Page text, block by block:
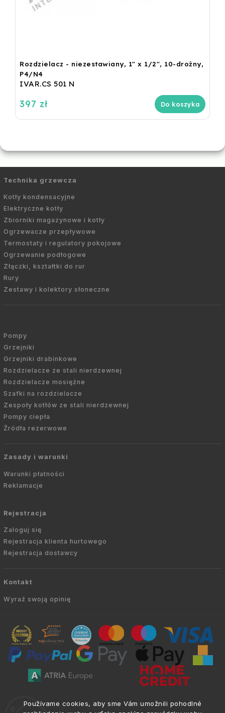
Používame cookies, aby sme Vám umožnili pohodlné
Rozdzielacz - niezestawiany, 1" x 1/2", 10-drożny,
P4/N4
IVAR.CS 501 N
397 zł Do koszyka
Technika grzewcza
Kotły kondensacyjne
Elektryczne kotły
Zbiorniki magazynowe i kotły
Ogrzewacze przepływowe
Termostaty i regulatory pokojowe
Ogrzewanie podłogowe
Złączki, kształtki do rur
Rury
Zestawy i kolektory słoneczne
Pompy
Grzejniki
Grzejniki drabinkowe
Rozdzielacze ze stali nierdzewnej
Rozdzielacze mosiężne
Szafki na rozdzielacze
Zespoły kotłów ze stali nierdzewnej
Pompy ciepła
Źródła rezerwowe
Zasady i warunki
Warunki płatności
Reklamacje
Rejestracja
Zaloguj się
Rejestracja klienta hurtowego
Rejestracja dostawcy
Kontakt
Wyraź swoją opinię